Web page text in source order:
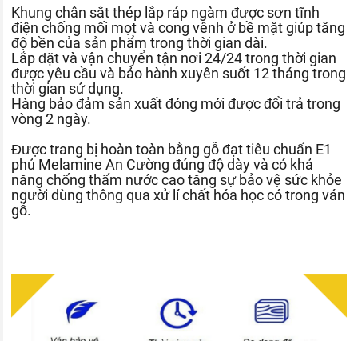
Khung chân sắt thép lắp ráp ngàm được sơn tĩnh
điện chống mối mọt và cong vênh ở bề mặt giúp tăng
độ bền của sản phẩm trong thời gian dài.
Lắp đặt và vận chuyển tận nơi 24/24 trong thời gian
được yêu cầu và bảo hành xuyên suốt 12 tháng trong
thời gian sử dụng.
Hàng bảo đảm sản xuất đóng mới được đổi trả trong
vòng 2 ngày.
Được trang bị hoàn toàn bằng gỗ đạt tiêu chuẩn E1
phủ Melamine An Cường đúng độ dày và có khả
năng chống thấm nước cao tăng sự bảo vệ sức khỏe
người dùng thông qua xử lí chất hóa học có trong ván
gỗ.